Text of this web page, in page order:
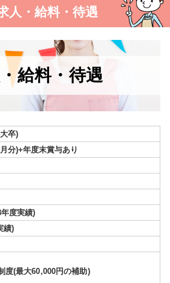
人・給料・待遇
給料・待遇
卒)
分)+年度末賞与あり
度実績)
績)
度(最大60,000円の補助)